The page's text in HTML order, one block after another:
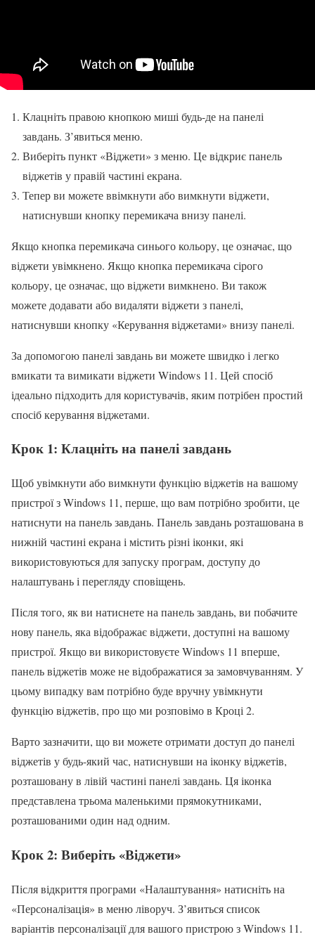
Клацніть правою кнопкою миші будь-де на панелі
завдань. З’явиться меню.
Виберіть пункт «Віджети» з меню. Це відкриє панель
віджетів у правій частині екрана.
Тепер ви можете ввімкнути або вимкнути віджети,
натиснувши кнопку перемикача внизу панелі.
Якщо кнопка перемикача синього кольору, це означає, що
віджети увімкнено. Якщо кнопка перемикача сірого
кольору, це означає, що віджети вимкнено. Ви також
можете додавати або видаляти віджети з панелі,
натиснувши кнопку «Керування віджетами» внизу панелі.
За допомогою панелі завдань ви можете швидко і легко
вмикати та вимикати віджети Windows 11. Цей спосіб
ідеально підходить для користувачів, яким потрібен простий
спосіб керування віджетами.
Крок 1: Клацніть на панелі завдань
Щоб увімкнути або вимкнути функцію віджетів на вашому
пристрої з Windows 11, перше, що вам потрібно зробити, це
натиснути на панель завдань. Панель завдань розташована в
нижній частині екрана і містить різні іконки, які
використовуються для запуску програм, доступу до
налаштувань і перегляду сповіщень.
Після того, як ви натиснете на панель завдань, ви побачите
нову панель, яка відображає віджети, доступні на вашому
пристрої. Якщо ви використовуєте Windows 11 вперше,
панель віджетів може не відображатися за замовчуванням. У
цьому випадку вам потрібно буде вручну увімкнути
функцію віджетів, про що ми розповімо в Кроці 2.
Варто зазначити, що ви можете отримати доступ до панелі
віджетів у будь-який час, натиснувши на іконку віджетів,
розташовану в лівій частині панелі завдань. Ця іконка
представлена трьома маленькими прямокутниками,
розташованими один над одним.
Крок 2: Виберіть «Віджети»
Після відкриття програми «Налаштування» натисніть на
«Персоналізація» в меню ліворуч. З’явиться список
варіантів персоналізації для вашого пристрою з Windows 11.